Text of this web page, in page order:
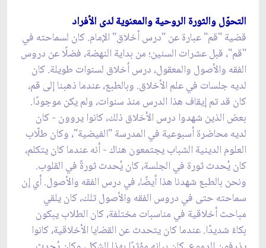
التحوّل والثورة الروحية والمعنوية لدى الأفراد
قضية "قم" عبارة عن "درس أخلاق" الإمام. كان لسماحته في
"قم"، قبل عشرات السنين؛ من بداية النهضة، فضلًا عن دروس
الفقه والأصول والمعقول، درس أخلاق لسنوات طويلة. كان
لديه جلسات في علم الأخلاق. وبالطبع، عندما ذهبنا إلى قم،
كان قد تم إيقاف هذا الدرس منذ سنوات، ولم يكن موجودًا.
بعض الذين شهدوا درس الأخلاق ذلك، كانوا يروون - كان
لديه محاضرة أسبوعية في المدرسة "الفيضية"، وكان طلّاب
العلوم الدينية الشباب يجتمعون هناك - أنه عندما كان يتكلم،
كان يُحدث ثورة في الجلسة، كان يُحدث ثورةً في القلوب.
ونحن بالطبع شهدنا هذا أيضًا، في درس الفقه والأصول. أي إن
سماحته حتى في دروس الفقه والأصول تلك، كان يلقي
مباحث أخلاقية في مناسبات مختلفة، كان الطلاب يبكون
بكاءً شديدًا. عندما كان يتحدث عن القضايا الأخلاقية، كانوا